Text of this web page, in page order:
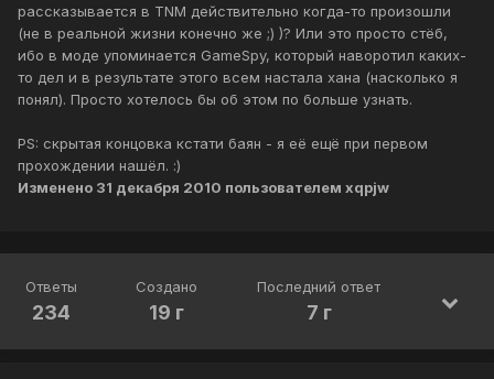
рассказывается в TNM действительно когда-то произошли
(не в реальной жизни конечно же ;) )? Или это просто стёб,
ибо в моде упоминается GameSpy, который наворотил каких-
то дел и в результате этого всем настала хана (насколько я
понял). Просто хотелось бы об этом по больше узнать.
PS: скрытая концовка кстати баян - я её ещё при первом
прохождении нашёл. :)
Изменено 31 декабря 2010 пользователем xqpjw
Ответы
234
Создано
19 г
Последний ответ
7 г